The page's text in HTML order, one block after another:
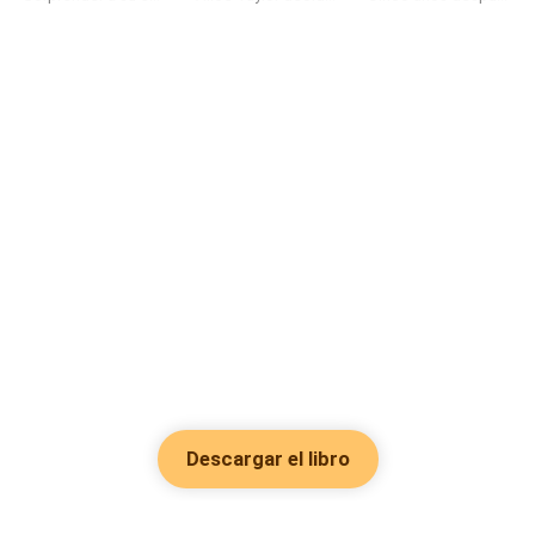
Descargar el libro